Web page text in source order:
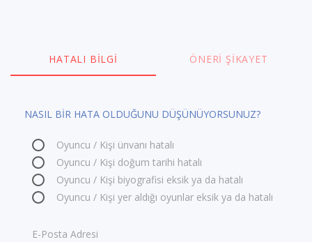
HATALI BILGI ÖNERI ŞIKAYET
NASIL BİR HATA OLDUĞUNU DÜŞÜNÜYORSUNUZ?
Oyuncu / Kişi ünvanı hatalı
Oyuncu / Kişi doğum tarihi hatalı
Oyuncu / Kişi biyografisi eksik ya da hatalı
Oyuncu / Kişi yer aldığı oyunlar eksik ya da hatalı
E-Posta Adresi